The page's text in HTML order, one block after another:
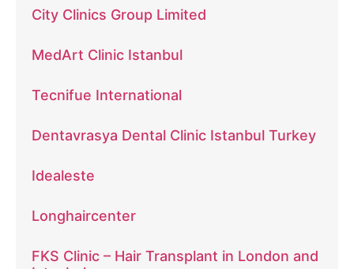
City Clinics Group Limited
MedArt Clinic Istanbul
Tecnifue International
Dentavrasya Dental Clinic Istanbul Turkey
Idealeste
Longhaircenter
FKS Clinic – Hair Transplant in London and